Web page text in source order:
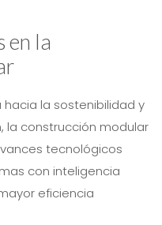
en la
la sostenibilidad y
la construcción modular
tecnológicos
con inteligencia
eficiencia